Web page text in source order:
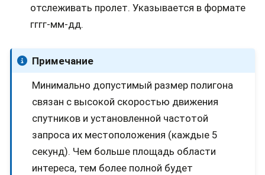
отслеживать пролет. Указывается в формате
гггг-мм-дд.
Примечание
Минимально допустимый размер полигона
связан с высокой скоростью движения
спутников и установленной частотой
запроса их местоположения (каждые 5
секунд). Чем больше площадь области
интереса, тем более полной будет